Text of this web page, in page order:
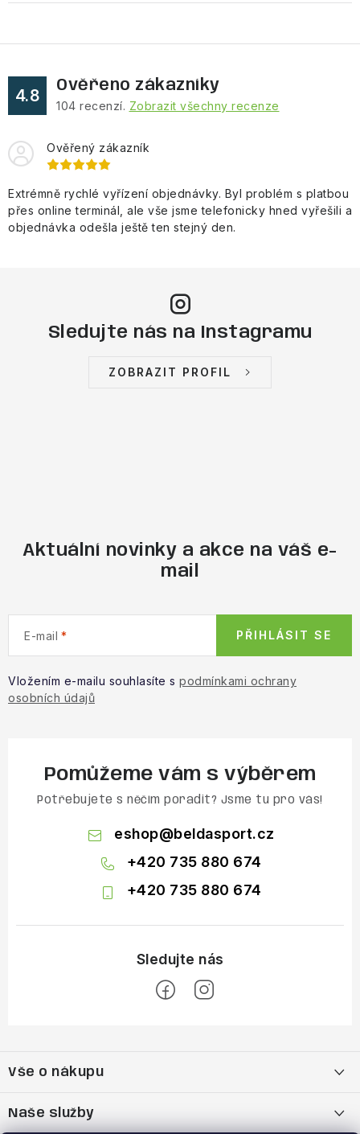
4.8
Ověřeno zákazníky
104 recenzí. Zobrazit všechny recenze
Ověřený zákazník
Extrémně rychlé vyřízení objednávky. Byl problém s platbou
přes online terminál, ale vše jsme telefonicky hned vyřešili a
objednávka odešla ještě ten stejný den.
Sledujte nás na Instagramu
ZOBRAZIT PROFIL
Aktuální novinky a akce na váš e-
mail
E-mail
Vložením e-mailu souhlasíte s podmínkami ochrany
osobních údajů
PŘIHLÁSIT SE
Pomůžeme vám s výběrem
Potřebujete s něčím poradit? Jsme tu pro vás!
eshop@beldasport.cz
+420 735 880 674
+420 735 880 674
p
t
Vše o nákupu
Naše služby